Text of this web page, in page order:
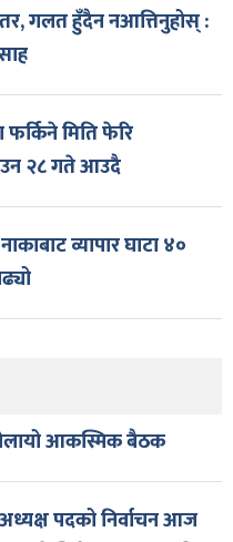
गलत हुँदैन नआत्तिनुहोस् :
मिति फेरि
२८ गते आउदै
व्यापार घाटा ४०
आकस्मिक बैठक
अध्यक्ष पदको निर्वाचन आज